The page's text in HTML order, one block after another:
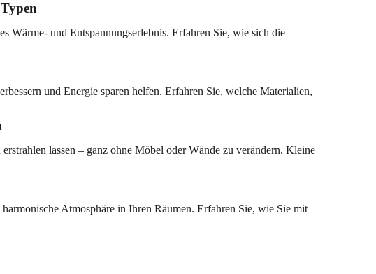
Wärme- und Entspannungserlebnis. Erfahren Sie, wie sich die
und Energie sparen helfen. Erfahren Sie, welche Materialien,
lassen – ganz ohne Möbel oder Wände zu verändern. Kleine
Atmosphäre in Ihren Räumen. Erfahren Sie, wie Sie mit